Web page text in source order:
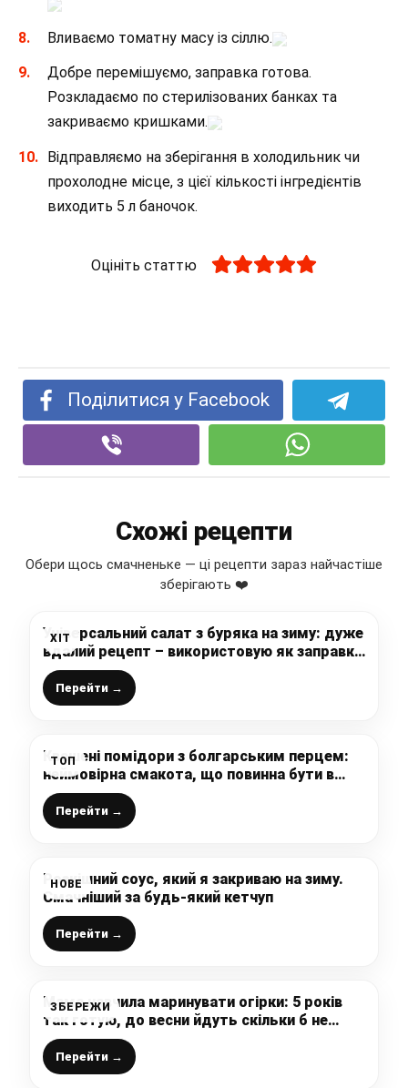
Вливаємо томатну масу із сіллю.
Добре перемішуємо, заправка готова.
Розкладаємо по стерилізованих банках та
закриваємо кришками.
Відправляємо на зберігання в холодильник чи
прохолодне місце, з цієї кількості інгредієнтів
виходить 5 л баночок.
Оцініть статтю
Поділитися у Facebook
Схожі рецепти
Обери щось смачненьке — ці рецепти зараз найчастіше
зберігають ❤️
ХІТ
Універсальний салат з буряка на зиму: дуже
вдалий рецепт – використовую як заправку,
як салат, чи як доповнення до інших страв
(смачно і яскравий колір)
Перейти →
ТОП
Квашені помідори з болгарським перцем:
неймовірна смакота, що повинна бути в
записничку кожної господині
Перейти →
НОВЕ
Розкішний соус, який я закриваю на зиму.
Смачніший за будь-який кетчуп
Перейти →
ЗБЕРЕЖИ
Мама навчила маринувати огірки: 5 років
так готую, до весни йдуть скільки б не
зробила
Перейти →